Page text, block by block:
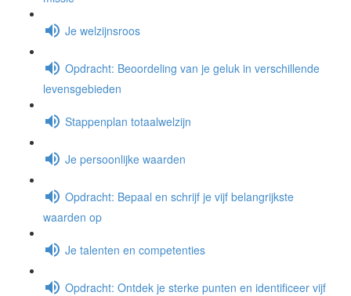
Je welzijnsroos
Opdracht: Beoordeling van je geluk in verschillende
levensgebieden
Stappenplan totaalwelzijn
Je persoonlijke waarden
Opdracht: Bepaal en schrijf je vijf belangrijkste
waarden op
Je talenten en competenties
Opdracht: Ontdek je sterke punten en identificeer vijf